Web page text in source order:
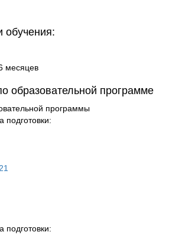
обучения:
месяцев
образовательной программе
программы
подготовки:
подготовки: